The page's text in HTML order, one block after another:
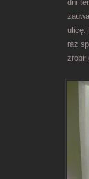
dni
ulicę.
raz
zrobił